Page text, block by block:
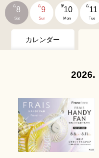
8/8
Sat
8/9
Sun
8/10
Mon
8/11
Tue
カレンダー
2026.